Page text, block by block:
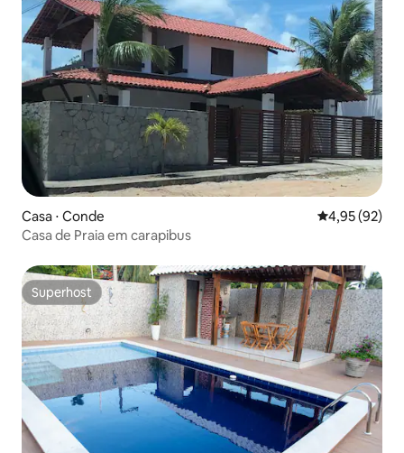
Casa ⋅ Conde 4,95 de uma
4,95 (92)
Casa de Praia em carapibus
Superhost
Superhost